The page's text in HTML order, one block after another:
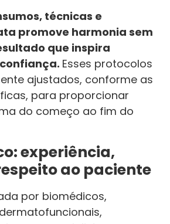
técnicas e
promove harmonia sem
que inspira
Esses protocolos
ajustados, conforme as
para proporcionar
do começo ao fim do
experiência,
ao paciente
por biomédicos,